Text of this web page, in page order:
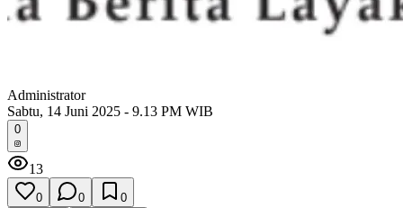
Administrator
Sabtu, 14 Juni 2025 - 9.13 PM WIB
0
13
0 0 0